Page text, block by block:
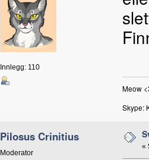
Innlegg: 110
Meow
Skype:
Pilosus Crinitius
Moderator
«